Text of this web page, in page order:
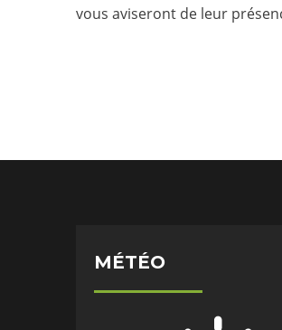
vous aviseront de leur
MÉTÉO